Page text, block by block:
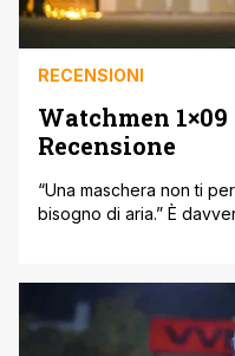
RECENSIONI
Watchmen
Recensione
“Una maschera non ti
bisogno di aria.” È
dell'ultimo episodio di
di Damon Lindelof per
e Alan Moore [']